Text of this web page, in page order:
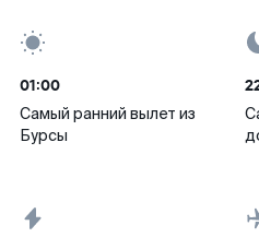
01:00
Самый ранний вылет из
Бурсы